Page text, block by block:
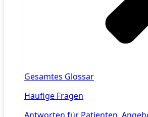
Gesamtes Glossar
Häufige Fragen
Antworten für Patienten,